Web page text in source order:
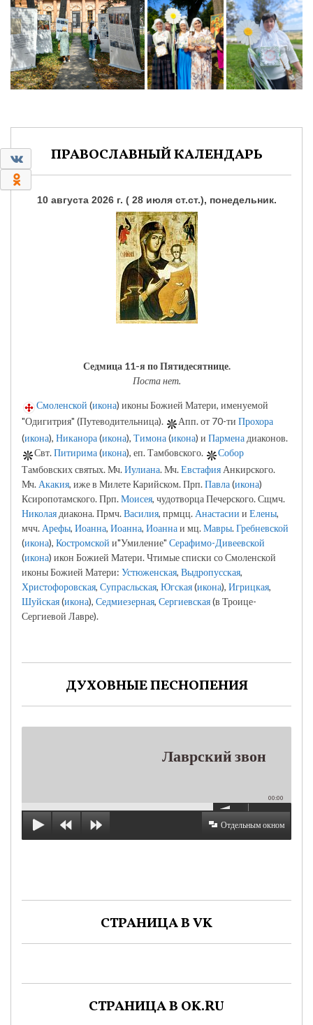
0
0
ПРАВОСЛАВНЫЙ КАЛЕНДАРЬ
10 августа 2026 г. ( 28 июля ст.ст.), понедельник.
Седмица 11-я по Пятидесятнице.
Поста нет.
Смоленской (икона) иконы Божией Матери, именуемой
"Одигитрия" (Путеводительница).
Апп. от 70-ти Прохора
(икона), Никанора(икона), Тимона(икона) и Пармена диаконов.
Свт.Питирима(икона), еп. Тамбовского.
Собор
Тамбовских святых. Мч.Иулиана. Мч.Евстафия Анкирского.
Мч. Акакия, иже в Милете Карийском. Прп.Павла(икона)
Ксиропотамского. Прп.Моисея, чудотворца Печерского. Сщмч.
Николая диакона. Прмч.Василия, прмцц. Анастасии и Елены,
мчч. Арефы, Иоанна, Иоанна, Иоаннаи мц.Мавры.Гребневской
(икона), Костромской и"Умиление" Серафимо-Дивеевской
(икона) икон Божией Матери. Чтимые списки со Смоленской
иконы Божией Матери: Устюженская, Выдропусская,
Христофоровская, Супрасльская, Югская(икона), Игрицкая,
Шуйская(икона), Седмиезерная, Сергиевская(в Троице-
Сергиевой Лавре).
ДУХОВНЫЕ ПЕСНОПЕНИЯ
Лаврский звон
00:00
Отдельным окном
СТРАНИЦА В VK
СТРАНИЦА В OK.RU